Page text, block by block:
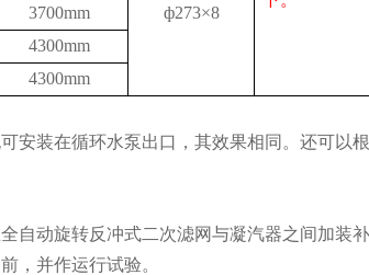
ф273×8
3700mm
4300mm
4300mm
在循环水泵出口，其效果相同。还可以根
旋转反冲式二次滤网与凝汽器之间加装补
并作运行试验。